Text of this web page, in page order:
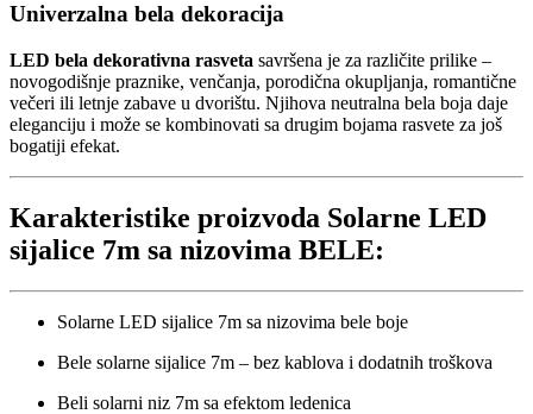
Univerzalna bela dekoracija
LED bela dekorativna rasveta savršena je za različite prilike –
novogodišnje praznike, venčanja, porodična okupljanja, romantične
večeri ili letnje zabave u dvorištu. Njihova neutralna bela boja daje
eleganciju i može se kombinovati sa drugim bojama rasvete za još
bogatiji efekat.
Karakteristike proizvoda Solarne LED
sijalice 7m sa nizovima BELE:
Solarne LED sijalice 7m sa nizovima bele boje
Bele solarne sijalice 7m – bez kablova i dodatnih troškova
Beli solarni niz 7m sa efektom ledenica